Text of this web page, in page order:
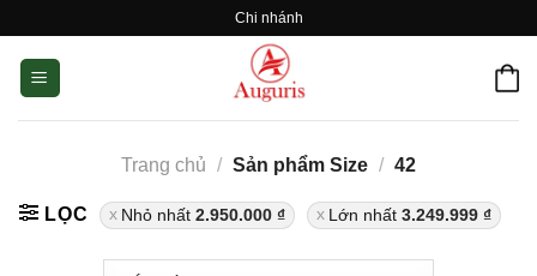
content
Chi nhánh
Trang chủ / Sản phẩm Size / 42
LỌC Nhỏ nhất 2.950.000 ₫ Lớn nhất 3.249.999 ₫